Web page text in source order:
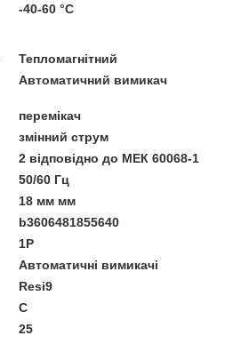
-40-60 °C
Тепломагнітний
Автоматичний вимикач
перемікач
змінний струм
2 відповідно до МЕК 60068-1
50/60 Гц
18 мм мм
b3606481855640
1P
Автоматичні вимикачі
Resi9
C
25